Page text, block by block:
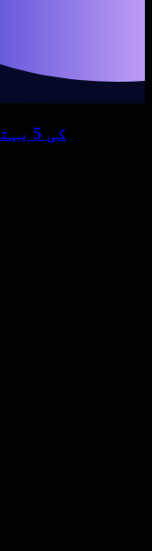
2026 کی 5 بہترین وائس ایجنٹ کمپنیاں